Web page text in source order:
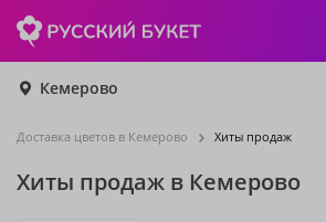
Кемерово
Доставка цветов в Кемерово Хиты продаж
Хиты продаж в Кемерово